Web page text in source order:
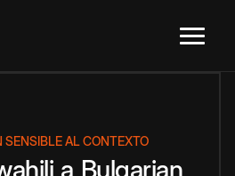
SENSIBLE AL CONTEXTO
a Bulgarian